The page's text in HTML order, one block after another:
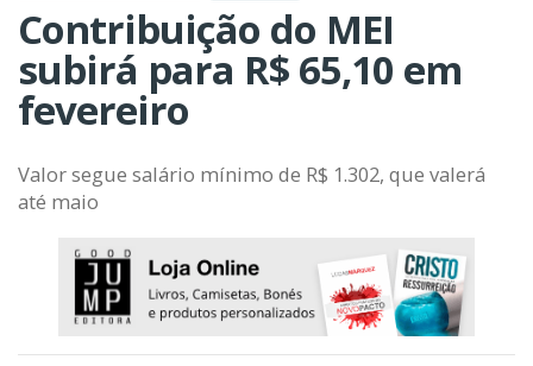
Contribuição do MEI
subirá para R$ 65,10 em
fevereiro
Valor segue salário mínimo de R$ 1.302, que valerá
até maio